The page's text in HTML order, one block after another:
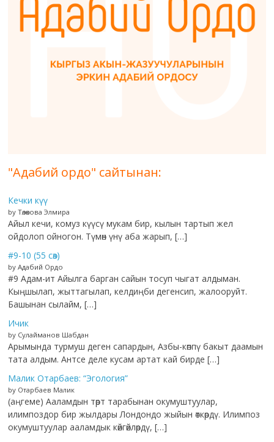
"Адабий ордо" сайтынан:
Кечки күү
by Төлөкова Элмира
Айыл кечи, комуз күүсү мукам бир, кылын тартып жел
ойдолоп ойногон. Түмөн үнү аба жарып, […]
#9-10 (55 сөз)
by Адабий Ордо
#9 Адам-ит Айылга барган сайын тосуп чыгат алдыман.
Кыңшылап, жыттагылап, келдиңби дегенсип, жалооруйт.
Башынан сылайм, […]
Ичик
by Сулайманов Шабдан
Арымында турмуш деген сапардын, Азбы-көппү бакыт даамын
тата алдым. Антсе деле кусам артат кай бирде […]
Малик Отарбаев: “Эгология”
by Отарбаев Малик
(аңгеме) Ааламдын төрт тарабынан окумуштуулар,
илимпоздор бир жылдары Лондондо жыйын өткөрдү. Илимпоз
окумуштуулар ааламдык көйгөйлөрдү, […]